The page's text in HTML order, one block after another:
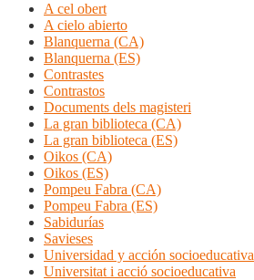
A cel obert
A cielo abierto
Blanquerna (CA)
Blanquerna (ES)
Contrastes
Contrastos
Documents dels magisteri
La gran biblioteca (CA)
La gran biblioteca (ES)
Oikos (CA)
Oikos (ES)
Pompeu Fabra (CA)
Pompeu Fabra (ES)
Sabidurías
Savieses
Universidad y acción socioeducativa
Universitat i acció socioeducativa